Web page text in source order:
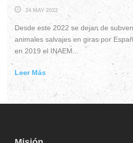
24 MAY 2022
Desde este 2022 se dejan de
animales salvajes en giras por
en 2019 el INAEM...
Leer Más